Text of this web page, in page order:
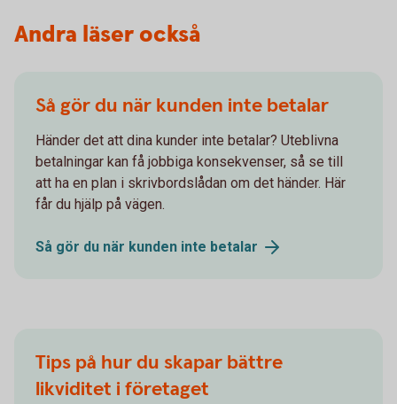
Andra läser också
Så gör du när kunden inte betalar
Händer det att dina kunder inte betalar? Uteblivna
betalningar kan få jobbiga konsekvenser, så se till
att ha en plan i skrivbordslådan om det händer. Här
får du hjälp på vägen.
Så gör du när kunden inte betalar
Tips på hur du skapar bättre
likviditet i företaget